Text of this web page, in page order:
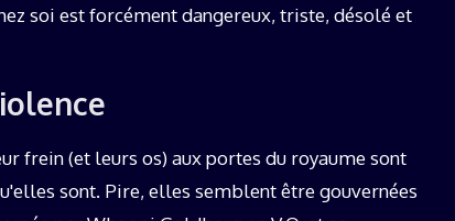
soi est forcément dangereux, triste, désolé et
frein (et leurs os) aux portes du royaume sont
sont. Pire, elles semblent être gouvernées